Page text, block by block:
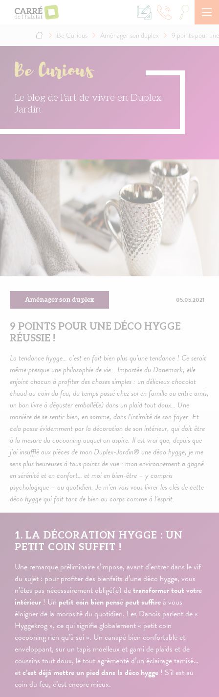
contenu
d'Ariane
Be Curious Aménager son duplex 9 points pour
Be Curious
Le blog de l'art de vivre en Duplex-
Jardin
Aménager son duplex 05.05.2021
9 POINTS POUR UNE DÉCO HYGGE
RÉUSSIE !
La tendance hygge… c’est en fait bien plus qu’une tendance ! Ce serait
même presque une philosophie de vie… Importée du Danemark, elle
enjoint chacun à profiter des choses simples : un délicieux chocolat
chaud au coin du feu, du temps passé chez soi en famille ou entre amis,
un bon livre à déguster emballé(e) dans un plaid tout doux… Une
manière de se sentir bien, en somme, dans l’intimité de son foyer. Et
cela passe évidemment par la décoration de son intérieur, qui doit être
à la mesure du cocooning auquel on aspire. Il est vrai que, depuis que
j’ai insufflé aux pièces de mon Duplex-Jardin® une déco hygge, je me
sens plus heureuses à tous points de vue : mon environnement a gagné
en sérénité et en confort… et moi en bien-être – y compris
psychologique – au quotidien. Je m’en vais vous livrer les clés de cette
déco hygge qui fait tant de bien au corps comme à l’esprit.
1. LA DÉCORATION HYGGE : UN
PETIT COIN SUFFIT !
Une remarque préliminaire s’impose, avant d’entrer dans le vif
du sujet : pour profiter des bienfaits d’une déco hygge, vous
n’êtes pas nécessairement obligé(e) detransformer tout votre
intérieur! Un petit coin bien pensé peut suffire à vous
éloigner de la morosité du quotidien. Les Danois parlent de «
Hyggekrog », ce qui signifie globalement « petit coin
cocooning rien qu’à soi ». Un canapé bien confortable et
enveloppant, sur un tapis moelleux et garni de plaids et de
coussins tout doux, le tout agrémenté d’un éclairage tamisé…
etc’est déjà mettre un pied dans la déco hygge ! S’il est au
coin du feu, c’est encore mieux.